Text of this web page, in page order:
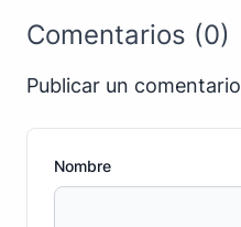
Comentarios (0)
Publicar un comentario
Nombre